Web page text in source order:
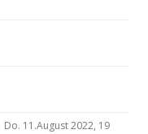
Do. 11.August 2022, 19